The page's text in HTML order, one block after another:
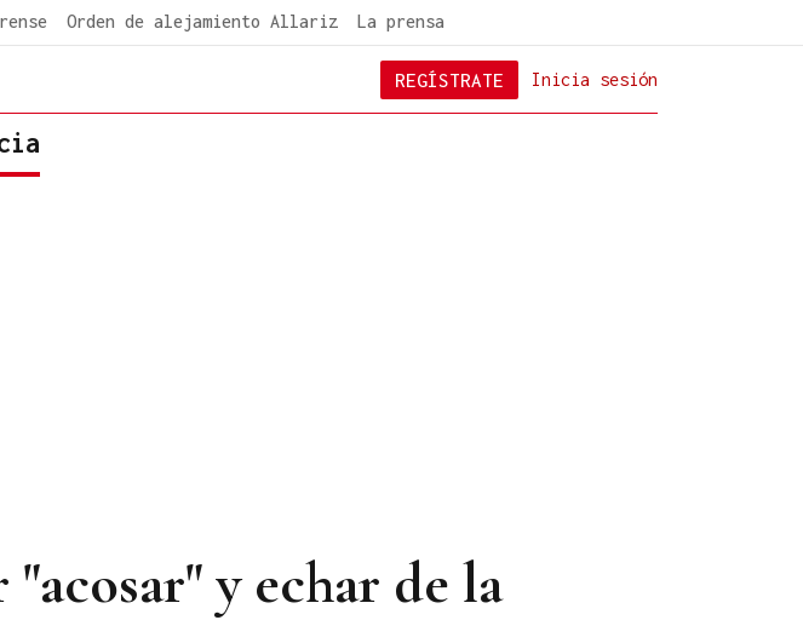
Orden de alejamiento Allariz La prensa
Inicia sesión
REGÍSTRATE
y echar de la